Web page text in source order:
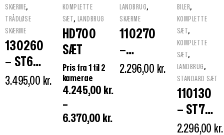
SKÆRME,
TRÅDLØSE
SKÆRME
130260
– ST660
TFT LCD
3.495,00 kr.
KOMPLETTE
SÆT , LANDBRUG
HD700
SÆT
Pris fra 1 til 2
kamerae
4.245,00 kr.
–
6.370,00 kr.
LANDBRUG,
SKÆRME
110270
–
HD700
2.296,00 kr.
BILER,
KOMPLETTE
SÆT ,
KOMPLETTE
SÆT ,
LANDBRUG ,
STANDARD SÆT
110130
– ST705
SÆT
2.296,00 kr.